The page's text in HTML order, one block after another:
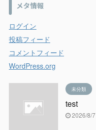
メタ情報
ログイン
投稿フィード
コメントフィード
WordPress.org
未分類
test
2026/8/7